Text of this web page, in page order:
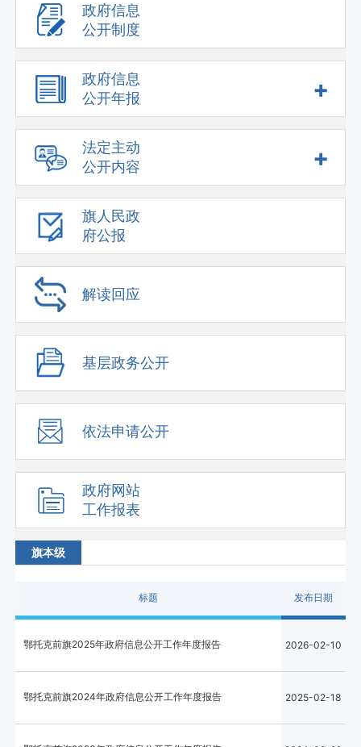
政府信息
公开制度
政府信息
公开年报
+
法定主动
公开内容
+
旗人民政
府公报
解读回应
基层政务公开
依法申请公开
政府网站
工作报表
旗本级
标题 发布日期
鄂托克前旗2025年政府信息公开工作年度报告 2026-02-10
鄂托克前旗2024年政府信息公开工作年度报告 2025-02-18